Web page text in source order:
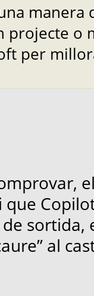
projecte o
per
al